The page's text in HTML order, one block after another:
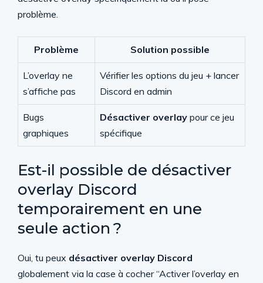
problème.
Problème Solution possible
L’overlay ne
s’affiche pas
Vérifier les options du jeu + lancer
Discord en admin
Bugs
graphiques
Désactiver overlay pour ce jeu
spécifique
Est-il possible de désactiver
overlay Discord
temporairement en une
seule action ?
Oui, tu peux désactiver overlay Discord
globalement via la case à cocher “Activer l’overlay en